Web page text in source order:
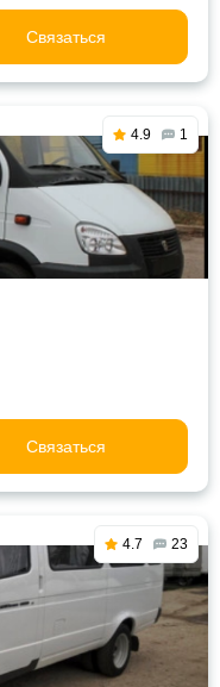
Связаться
4.9 1
Связаться
4.7 23